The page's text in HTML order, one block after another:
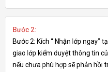
Bước 2:
Bước 2: Kích “ Nhận lớp ngay”
giao lớp kiểm duyệt thông tin
nếu chưa phù hợp sẽ phản hồi